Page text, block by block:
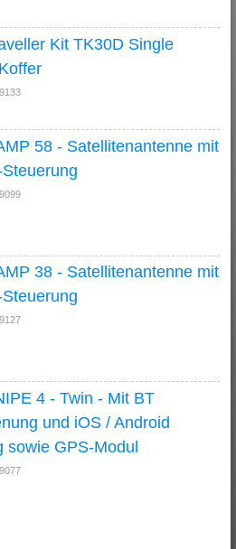
Kit TK30D Single
58 - Satellitenantenne mit
38 - Satellitenantenne mit
4 - Twin - Mit BT
und iOS / Android
sowie GPS-Modul